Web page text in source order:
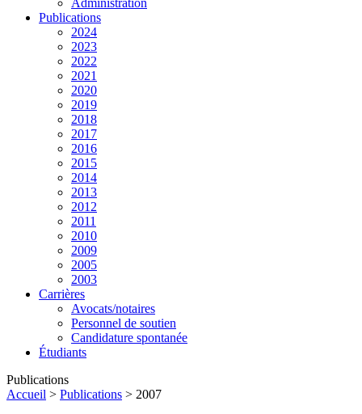
Administration
Publications
2024
2023
2022
2021
2020
2019
2018
2017
2016
2015
2014
2013
2012
2011
2010
2009
2005
2003
Carrières
Avocats/notaires
Personnel de soutien
Candidature spontanée
Étudiants
Publications
Accueil > Publications > 2007